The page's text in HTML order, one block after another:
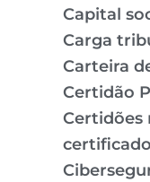
Capital
Carga
Carteira
Certidão
Certidões